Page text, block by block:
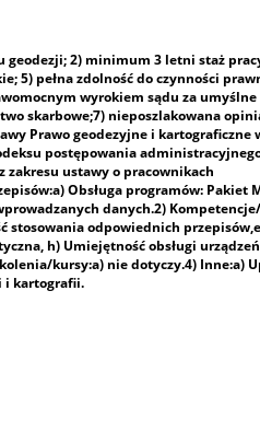
geodezji; 2) minimum 3 letni staż
5) pełna zdolność do czynności
wyrokiem sądu za
skarbowe;7) nieposzlakowana
Prawo geodezyjne i kartograficzne
postępowania
zakresu ustawy o pracownikach
Obsługa programów: Pakiet
danych.2)
stosowania odpowiednich
h) Umiejętność obsługi
kursy:a) nie dotyczy.4) Inne:a)
i kartografii.